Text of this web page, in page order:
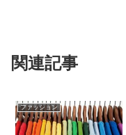
関連記事
ファッション